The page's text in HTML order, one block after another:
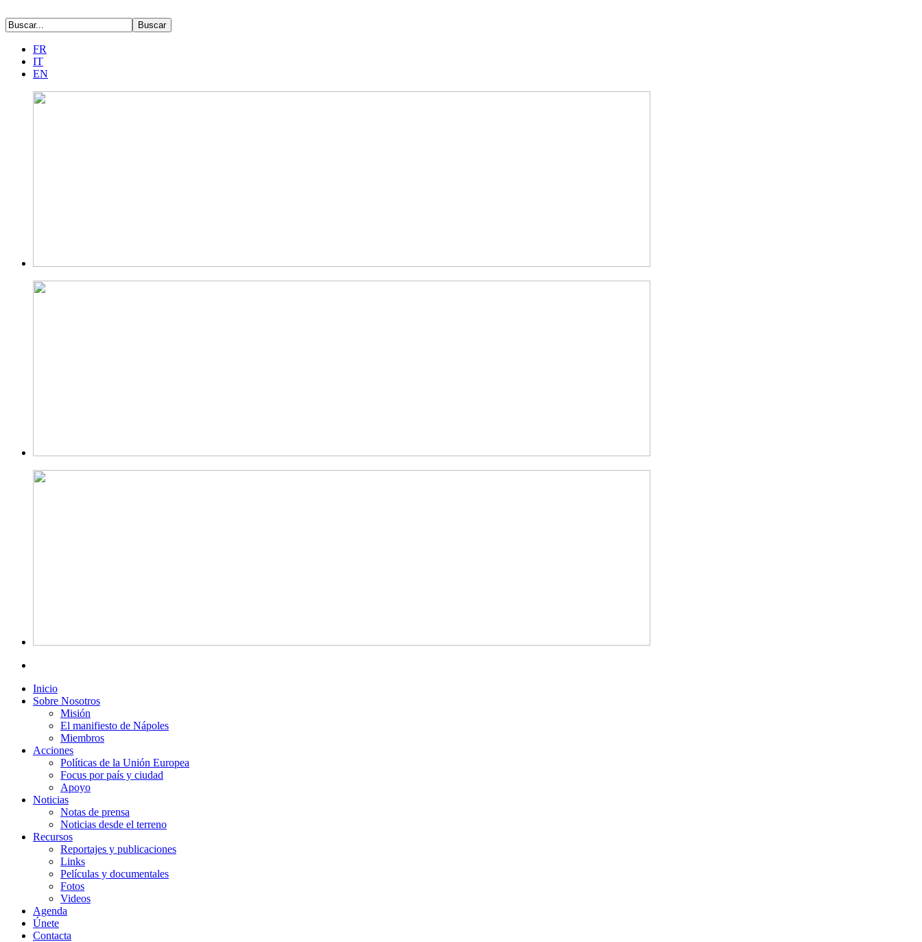
FR
IT
EN
Inicio
Sobre Nosotros
Misión
El manifiesto de Nápoles
Miembros
Acciones
Políticas de la Unión Europea
Focus por país y ciudad
Apoyo
Noticias
Notas de prensa
Noticias desde el terreno
Recursos
Reportajes y publicaciones
Links
Películas y documentales
Fotos
Videos
Agenda
Únete
Contacta